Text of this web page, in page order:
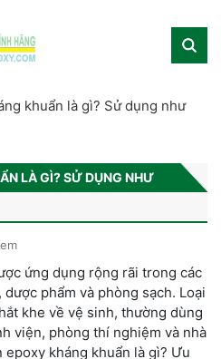
khuẩn là gì? Sử dụng như
LÀ GÌ? SỬ DỤNG NHƯ
ứng dụng rộng rãi trong các
phẩm và phòng sạch. Loại
khe về vệ sinh, thường dùng
viện, phòng thí nghiệm và nhà
epoxy kháng khuẩn là gì? Ưu